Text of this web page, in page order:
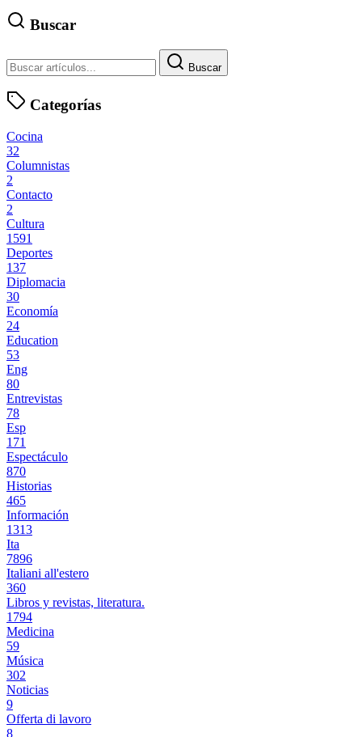
Buscar
Buscar
Categorías
Cocina
32
Columnistas
2
Contacto
2
Cultura
1591
Deportes
137
Diplomacia
30
Economía
24
Education
53
Eng
80
Entrevistas
78
Esp
171
Espectáculo
870
Historias
465
Información
1313
Ita
7896
Italiani all'estero
360
Libros y revistas, literatura.
1794
Medicina
59
Música
302
Noticias
9
Offerta di lavoro
8